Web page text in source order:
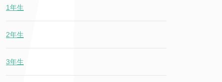
1年生
2年生
3年生